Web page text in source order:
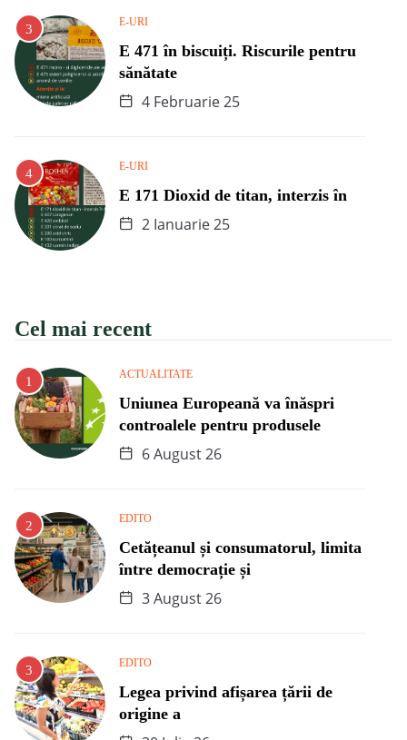
E-URI
E 471 în biscuiți. Riscurile pentru
sănătate
4 Februarie 25
E-URI
E 171 Dioxid de titan, interzis în
2 Ianuarie 25
Cel mai recent
ACTUALITATE
Uniunea Europeană va înăspri
controalele pentru produsele
6 August 26
EDITO
Cetățeanul și consumatorul, limita
între democrație și
3 August 26
EDITO
Legea privind afișarea țării de
origine a